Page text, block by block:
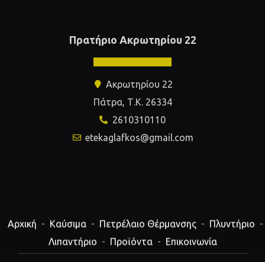
Πρατήριο Ακρωτηρίου 22
Ακρωτηρίου 22
Πάτρα, Τ.Κ. 26334
2610310110
etekaglafkos@gmail.com
Λιπαντήριο
Προϊόντα Επικοινωνία